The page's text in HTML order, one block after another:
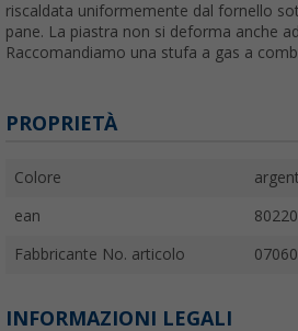
riscaldata uniformemente dal fornello
pane. La piastra non si deforma anche
Raccomandiamo una stufa a gas a
PROPRIETÀ
Colore
ean
Fabbricante No. articolo
INFORMAZIONI LEGALI